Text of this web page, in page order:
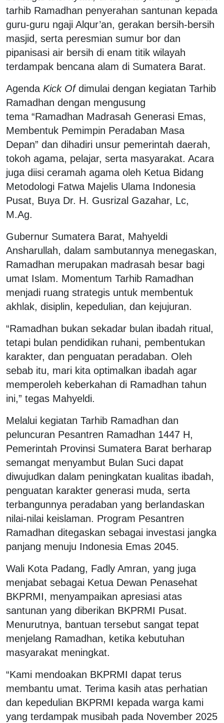
tarhib Ramadhan penyerahan santunan kepada
guru-guru ngaji Alqur’an, gerakan bersih-bersih
masjid, serta peresmian sumur bor dan
pipanisasi air bersih di enam titik wilayah
terdampak bencana alam di Sumatera Barat.
Agenda Kick Ofdimulai dengan kegiatan Tarhib
Ramadhan dengan mengusung
tema “Ramadhan Madrasah Generasi Emas,
Membentuk Pemimpin Peradaban Masa
Depan” dan dihadiri unsur pemerintah daerah,
tokoh agama, pelajar, serta masyarakat. Acara
juga diisi ceramah agama oleh Ketua Bidang
Metodologi Fatwa Majelis Ulama Indonesia
Pusat, Buya Dr. H. Gusrizal Gazahar, Lc,
M.Ag.
Gubernur Sumatera Barat, Mahyeldi
Ansharullah, dalam sambutannya menegaskan,
Ramadhan merupakan madrasah besar bagi
umat Islam. Momentum Tarhib Ramadhan
menjadi ruang strategis untuk membentuk
akhlak, disiplin, kepedulian, dan kejujuran.
“Ramadhan bukan sekadar bulan ibadah ritual,
tetapi bulan pendidikan ruhani, pembentukan
karakter, dan penguatan peradaban. Oleh
sebab itu, mari kita optimalkan ibadah agar
memperoleh keberkahan di Ramadhan tahun
ini,” tegas Mahyeldi.
Melalui kegiatan Tarhib Ramadhan dan
peluncuran Pesantren Ramadhan 1447 H,
Pemerintah Provinsi Sumatera Barat berharap
semangat menyambut Bulan Suci dapat
diwujudkan dalam peningkatan kualitas ibadah,
penguatan karakter generasi muda, serta
terbangunnya peradaban yang berlandaskan
nilai-nilai keislaman. Program Pesantren
Ramadhan ditegaskan sebagai investasi jangka
panjang menuju Indonesia Emas 2045.
Wali Kota Padang, Fadly Amran, yang juga
menjabat sebagai Ketua Dewan Penasehat
BKPRMI, menyampaikan apresiasi atas
santunan yang diberikan BKPRMI Pusat.
Menurutnya, bantuan tersebut sangat tepat
menjelang Ramadhan, ketika kebutuhan
masyarakat meningkat.
“Kami mendoakan BKPRMI dapat terus
membantu umat. Terima kasih atas perhatian
dan kepedulian BKPRMI kepada warga kami
yang terdampak musibah pada November 2025